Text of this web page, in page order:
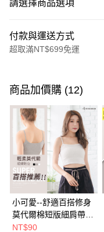
請選擇商品選項
付款與運送方式
超取滿NT$699免運
信用卡一次付款
超商取貨付款
LINE Pay
Apple Pay
街口支付
悠遊付
Google Pay
商品加價購 (12)
小可愛--舒適百搭修身
莫代爾棉短版細肩帶素
色背心(白.黑.灰L-2L)-
NT$90